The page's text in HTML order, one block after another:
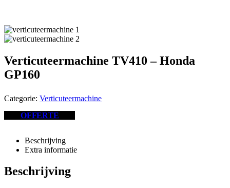
Verticuteermachine TV410 – Honda
GP160
Categorie: Verticuteermachine
OFFERTE
Beschrijving
Extra informatie
Beschrijving